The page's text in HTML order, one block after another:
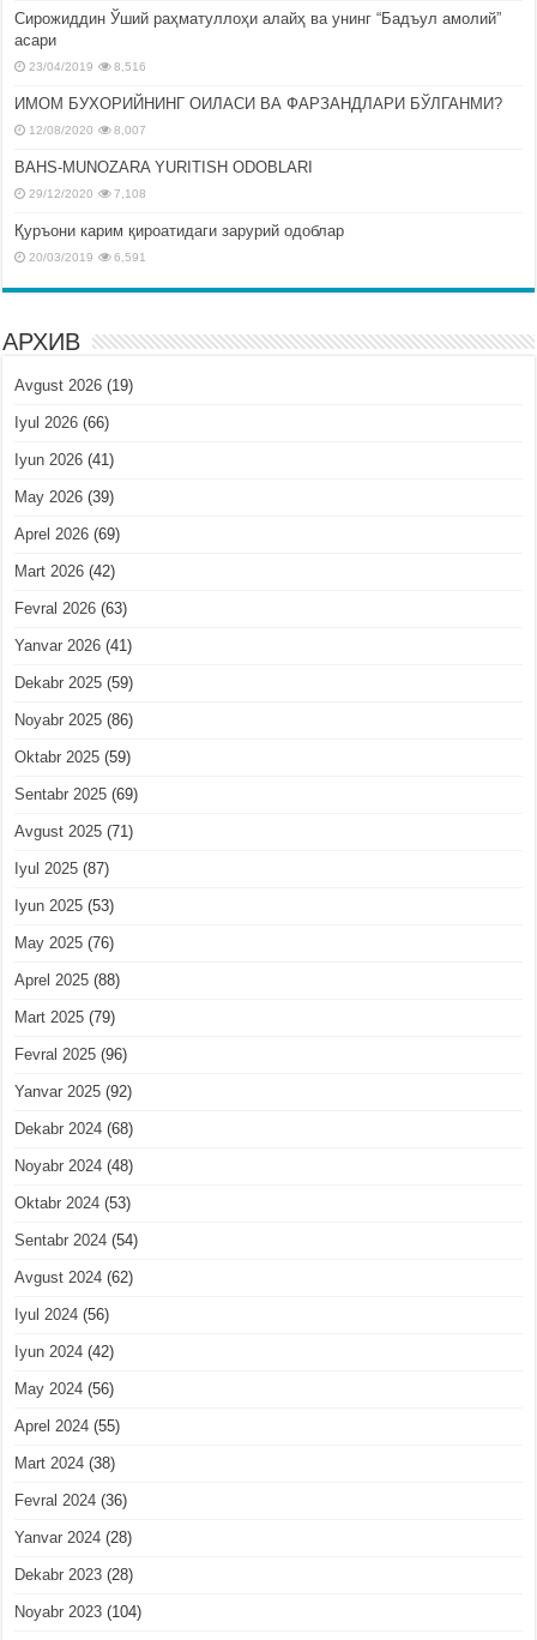
Сирожиддин Ўший раҳматуллоҳи алайҳ ва унинг “Бадъул амолий”
асари
23/04/2019 8,516
ИМОМ БУХОРИЙНИНГ ОИЛАСИ ВА ФАРЗАНДЛАРИ БЎЛГАНМИ?
12/08/2020 8,007
BAHS-MUNOZARA YURITISH ODOBLARI
29/12/2020 7,108
Қуръони карим қироатидаги зарурий одоблар
20/03/2019 6,591
АРХИВ
Avgust 2026 (19)
Iyul 2026 (66)
Iyun 2026 (41)
May 2026 (39)
Aprel 2026 (69)
Mart 2026 (42)
Fevral 2026 (63)
Yanvar 2026 (41)
Dekabr 2025 (59)
Noyabr 2025 (86)
Oktabr 2025 (59)
Sentabr 2025 (69)
Avgust 2025 (71)
Iyul 2025 (87)
Iyun 2025 (53)
May 2025 (76)
Aprel 2025 (88)
Mart 2025 (79)
Fevral 2025 (96)
Yanvar 2025 (92)
Dekabr 2024 (68)
Noyabr 2024 (48)
Oktabr 2024 (53)
Sentabr 2024 (54)
Avgust 2024 (62)
Iyul 2024 (56)
Iyun 2024 (42)
May 2024 (56)
Aprel 2024 (55)
Mart 2024 (38)
Fevral 2024 (36)
Yanvar 2024 (28)
Dekabr 2023 (28)
Noyabr 2023 (104)